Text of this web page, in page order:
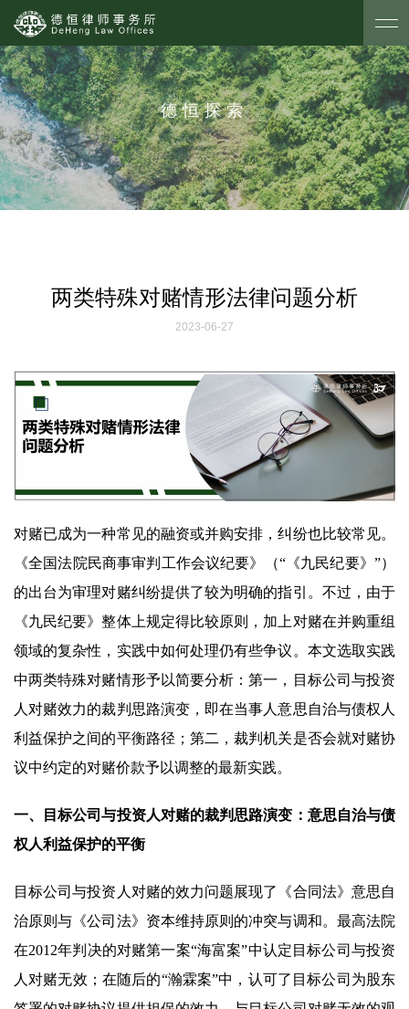
德恒探索
两类特殊对赌情形法律问题分析
2023-06-27
对赌已成为一种常见的融资或并购安排，纠纷也比较常见。
《全国法院民商事审判工作会议纪要》（“《九民纪要》”）
的出台为审理对赌纠纷提供了较为明确的指引。不过，由于
《九民纪要》整体上规定得比较原则，加上对赌在并购重组
领域的复杂性，实践中如何处理仍有些争议。本文选取实践
中两类特殊对赌情形予以简要分析：第一，目标公司与投资
人对赌效力的裁判思路演变，即在当事人意思自治与债权人
利益保护之间的平衡路径；第二，裁判机关是否会就对赌协
议中约定的对赌价款予以调整的最新实践。
一、目标公司与投资人对赌的裁判思路演变：意思自治与债
权人利益保护的平衡
目标公司与投资人对赌的效力问题展现了《合同法》意思自
治原则与《公司法》资本维持原则的冲突与调和。最高法院
在2012年判决的对赌第一案“海富案”中认定目标公司与投资
人对赌无效；在随后的“瀚霖案”中，认可了目标公司为股东